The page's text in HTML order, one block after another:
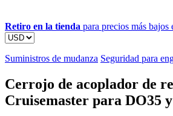
Retiro en la tienda para precios más bajos
Suministros de mudanza Seguridad para
Cerrojo de acoplador de
Cruisemaster para DO35